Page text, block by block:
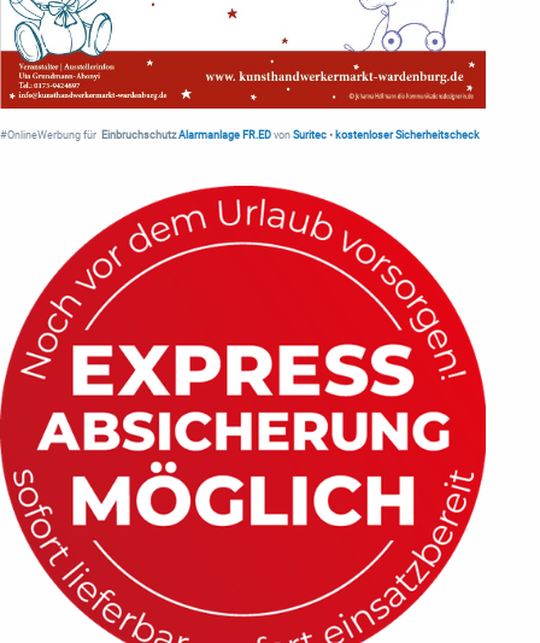
#OnlineWerbung für Einbruchschutz Alarmanlage FR.ED von Suritec • kostenloser Sicherheitscheck